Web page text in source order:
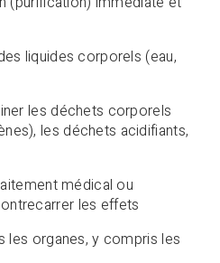
liquides corporels (eau,
les déchets corporels
les déchets acidifiants,
médical ou
les effets
les organes, y compris les